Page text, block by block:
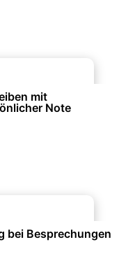
mit
Note
bei Besprechungen